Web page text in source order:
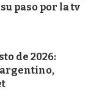
paso por la tv
de 2026:
argentino,